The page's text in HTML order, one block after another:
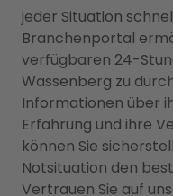
jeder Situation
Branchenportal
verfügbaren 24-
Wassenberg zu
Informationen über
Erfahrung und ihre
können Sie
Notsituation den
Vertrauen Sie auf